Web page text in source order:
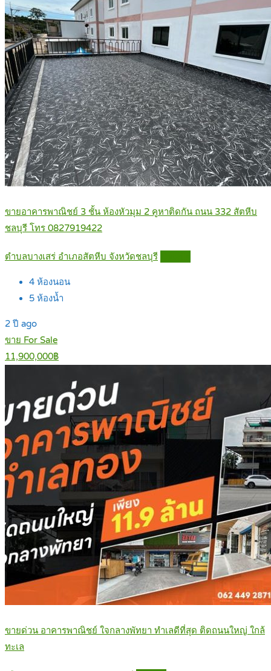
ขายอาคารพาณิชย์ 3 ชั้น ห้องหัวมุม 2 คูหาติดกัน ถนน 332 สัตหีบ
ชลบุรี โทร 0827919422
ตำบลบางเสร่ อำเภอสัตหีบ จังหวัดชลบุรี
4 ห้องนอน
5 ห้องน้ำ
2 ปี ago
ขาย For Sale
11,900,000฿
ขายด่วน อาคารพาณิชย์ ใจกลางพัทยา ทำเลดีที่สุด ติดถนนใหญ่ ใกล้
ทะเล